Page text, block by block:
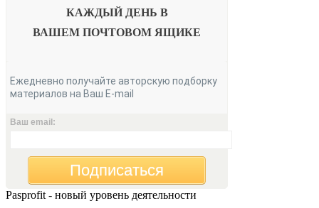
КАЖДЫЙ ДЕНЬ В
ВАШЕМ ПОЧТОВОМ ЯЩИКЕ
Ежедневно получайте авторскую подборку
материалов на Ваш E-mail
Ваш email:
Подписаться
Pasprofit - новый уровень деятельности